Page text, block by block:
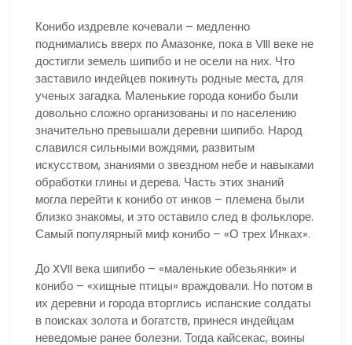
Конибо издревле кочевали – медленно
поднимались вверх по Амазонке, пока в VIII веке не
достигли земель шипибо и не осели на них. Что
заставило индейцев покинуть родные места, для
ученых загадка. Маленькие города конибо были
довольно сложно организованы и по населению
значительно превышали деревни шипибо. Народ
славился сильными вождями, развитым
искусством, знаниями о звездном небе и навыками
обработки глины и дерева. Часть этих знаний
могла перейти к конибо от инков – племена были
близко знакомы, и это оставило след в фольклоре.
Самый популярный миф конибо – «О трех Инках».
До XVII века шипибо – «маленькие обезьянки» и
конибо – «хищные птицы» враждовали. Но потом в
их деревни и города вторглись испанские солдаты
в поисках золота и богатств, принеся индейцам
неведомые ранее болезни. Тогда кайсекас, воины